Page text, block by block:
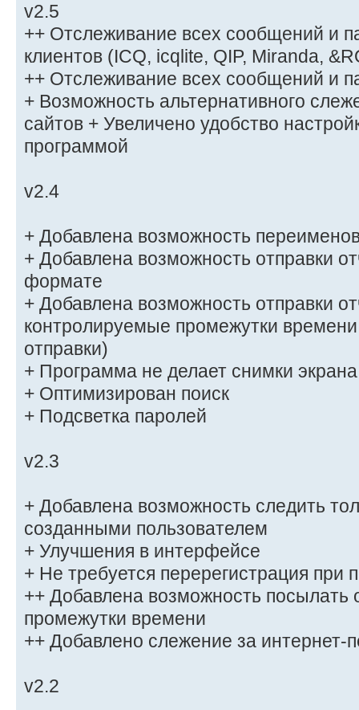
v2.5
++ Отслеживание всех сообщений и
клиентов (ICQ, icqlite, QIP, Miranda,
++ Отслеживание всех сообщений и
+ Возможность альтернативного
сайтов + Увеличено удобство
программой
v2.4
+ Добавлена возможность
+ Добавлена возможность отправки
формате
+ Добавлена возможность отправки
контролируемые промежутки
отправки)
+ Программа не делает снимки
+ Оптимизирован поиск
+ Подсветка паролей
v2.3
+ Добавлена возможность следить
созданными пользователем
+ Улучшения в интерфейсе
+ Не требуется перерегистрация при
++ Добавлена возможность
промежутки времени
++ Добавлено слежение за интернет-
v2.2